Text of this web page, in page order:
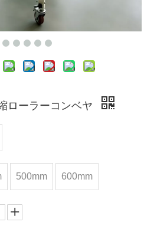
ローラーコンベヤ
500mm 600mm